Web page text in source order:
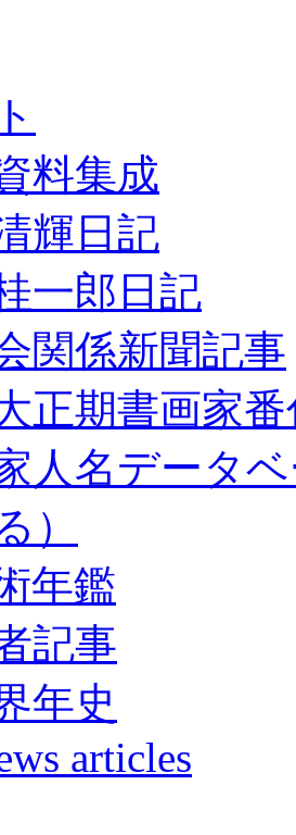
料集成
輝日記
一郎日記
関係新聞記事
正期書画家
人名データ
）
年鑑
記事
年史
articles